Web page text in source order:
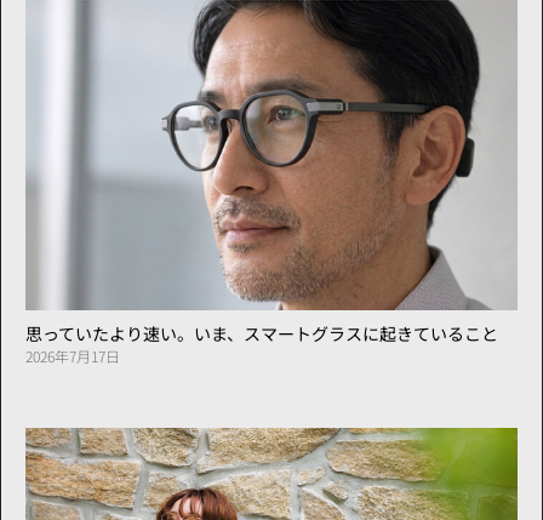
思っていたより速い。いま、スマートグラスに起きていること
2026年7月17日